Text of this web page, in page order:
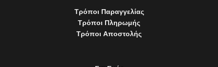
Τρόποι Παραγγελίας
Τρόποι Πληρωμής
Τρόποι Αποστολής